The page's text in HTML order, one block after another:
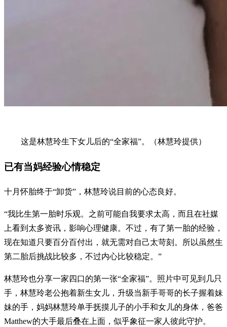
这是林慧玲生下女儿后的“全家福”。（林慧玲提供）
已有当妈经验心情稳定
十月怀胎终于“卸货”，林慧玲说目前的心态良好。
“我比生第一胎时乐观。之前可能自我要求太高，而且在社媒
上看到太多资讯，影响心理健康。不过，有了第一胎的经验，
现在知道只要百分百付出，就无需对自己太苛刻。所以虽然生
第二胎后挑战比较多，不过内心比较稳定。”
林慧玲也分享一家四口的第一张“全家福”。照片中可见到几只
手，林慧玲老公抱着新生女儿，升级当新手哥哥的长子握着妹
妹的手，妈妈林慧玲单手抚摸儿子的小手和女儿的身体，爸爸
Matthew的大手最后叠在上面，似乎象征一家人彼此守护。